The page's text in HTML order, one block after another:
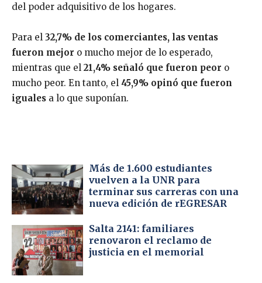
del poder adquisitivo de los hogares.
Para el 32,7% de los comerciantes, las ventas
fueron mejor o mucho mejor de lo esperado,
mientras que el 21,4% señaló que fueron peor o
mucho peor. En tanto, el 45,9% opinó que fueron
iguales a lo que suponían.
Más de 1.600 estudiantes
vuelven a la UNR para
terminar sus carreras con una
nueva edición de rEGRESAR
Salta 2141: familiares
renovaron el reclamo de
justicia en el memorial